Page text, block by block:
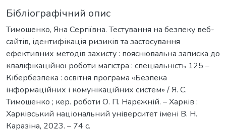
Бібліографічний опис
Тимошенко, Яна Сергіївна. Тестування на безпеку веб-
сайтів, ідентифікація ризиків та застосування
ефективних методів захисту : пояснювальна записка до
кваліфікаційної роботи магістра : спеціальність 125 –
Кібербезпека : освітня програма «Безпека
інформаційних і комунікаційних систем» / Я. С.
Тимошенко ; кер. роботи О. П. Нарєжній. – Харків :
Харківський національний університет імені В. Н.
Каразіна, 2023. – 74 с.